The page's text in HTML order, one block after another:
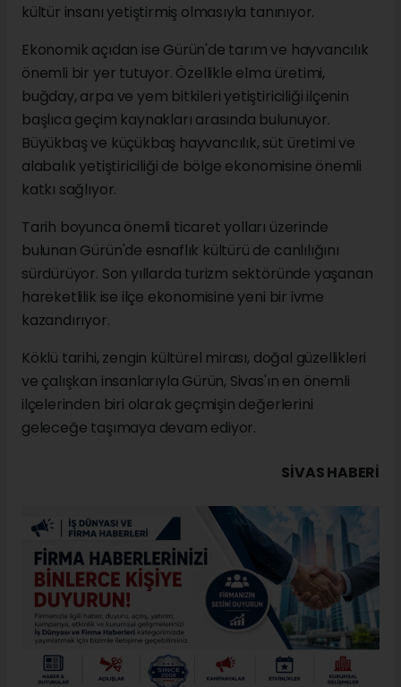
kültür insanı yetiştirmiş olmasıyla tanınıyor.
Ekonomik açıdan ise Gürün'de tarım ve hayvancılık
önemli bir yer tutuyor. Özellikle elma üretimi,
buğday, arpa ve yem bitkileri yetiştiriciliği ilçenin
başlıca geçim kaynakları arasında bulunuyor.
Büyükbaş ve küçükbaş hayvancılık, süt üretimi ve
alabalık yetiştiriciliği de bölge ekonomisine önemli
katkı sağlıyor.
Tarih boyunca önemli ticaret yolları üzerinde
bulunan Gürün'de esnaflık kültürü de canlılığını
sürdürüyor. Son yıllarda turizm sektöründe yaşanan
hareketlilik ise ilçe ekonomisine yeni bir ivme
kazandırıyor.
Köklü tarihi, zengin kültürel mirası, doğal güzellikleri
ve çalışkan insanlarıyla Gürün, Sivas'ın en önemli
ilçelerinden biri olarak geçmişin değerlerini
geleceğe taşımaya devam ediyor.
SIVAS HABERİ